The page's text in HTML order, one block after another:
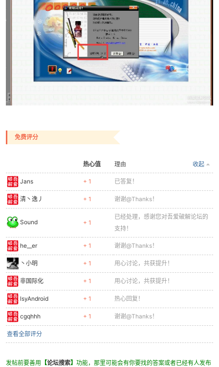
免费评分
热心值 收起
理由
Jans + 1 已答复！
清丶逸丿 + 1 谢谢@Thanks！
Sound + 1
已经处理，感谢您对吾爱破解论坛的
支持！
he__er + 1 谢谢@Thanks！
丶小明 + 1 用心讨论，共获提升！
非国际化 + 1 用心讨论，共获提升！
lsyAndroid + 1 热心回复！
cgqhhh + 1 谢谢@Thanks！
查看全部评分
发帖前要善用 【论坛搜索】 功能，那里可能会有你要找的答案或者已经有人发布